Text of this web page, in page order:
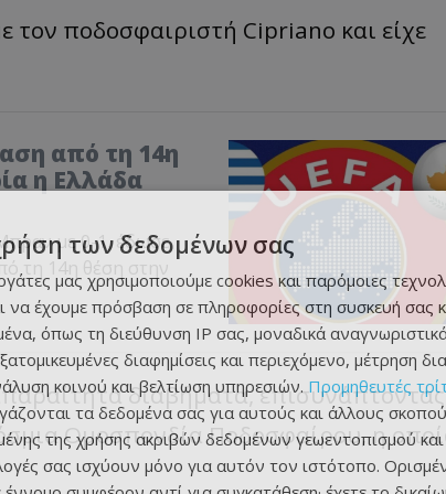
τον ποδοσφαιριστή Cipriano και είχε
από τη 14η
η Ελλάδα
με 0-1, έδωσε
τη 14η θέση στην
διαβήματα, επισυνάπτοντας
Ομοσπονδία Ποδοσφαίρου, η
των δεδομένων σας
μας χρησιμοποιούμε cookies και παρόμοιες
να έχουμε πρόσβαση σε πληροφορίες στη συσκευή σας
όπως τη διεύθυνση IP σας, μοναδικά
διαφημίσεις και περιεχόμενο, μέτρηση
κοινού και βελτίωση υπηρεσιών. Προμηθευτές
τα δεδομένα σας για αυτούς και άλλους
της χρήσης ακριβών δεδομένων γεωεντοπισμού
σας ισχύουν μόνο για αυτόν τον ιστότοπο.